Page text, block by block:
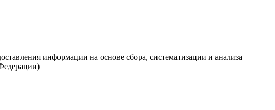
информации на основе сбора, систематизации и анализа